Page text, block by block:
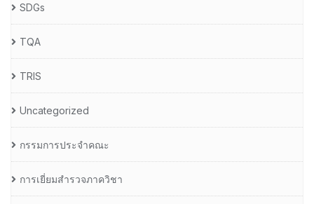
SDGs
TQA
TRIS
Uncategorized
กรรมการประจำคณะ
การเยี่ยมสำรวจภาควิชา